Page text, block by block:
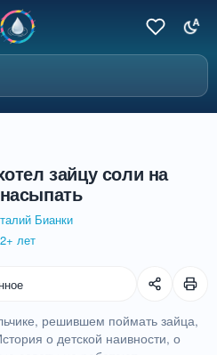
зайцу соли на
Бианки
лет
решившем поймать зайца,
о детской наивности, о